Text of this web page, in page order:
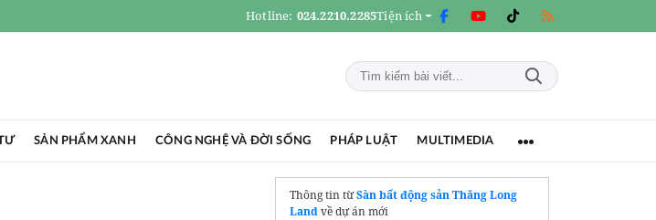
Hotline: 024.2210.2285Tiện ích
SẢN PHẨM XANH CÔNG NGHỆ VÀ ĐỜI SỐNG PHÁP LUẬT MULTIMEDIA
Thông tin từSàn bất động sản Thăng Long
Landvề dự án mới